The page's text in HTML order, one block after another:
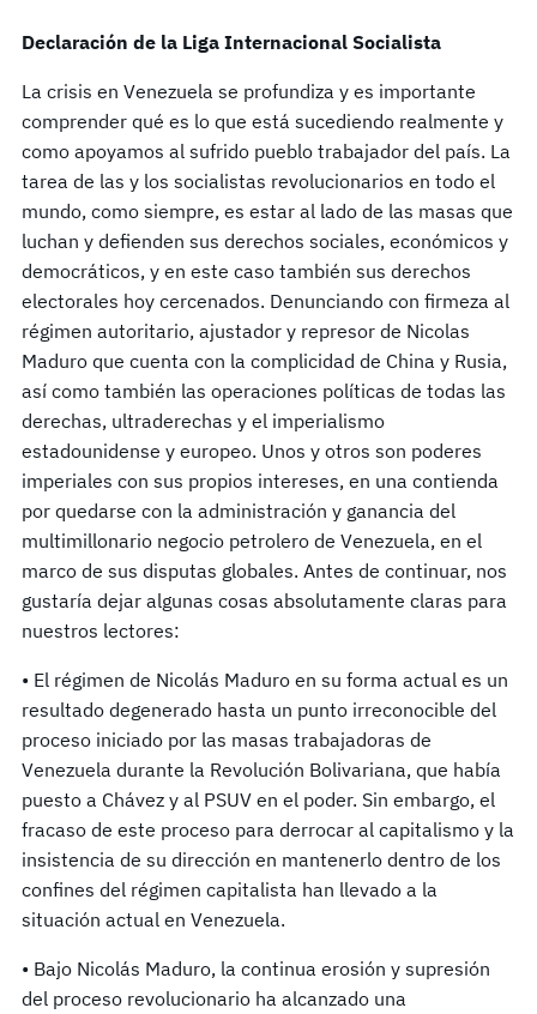
Declaración de la Liga Internacional Socialista
La crisis en Venezuela se profundiza y es importante
comprender qué es lo que está sucediendo realmente y
como apoyamos al sufrido pueblo trabajador del país. La
tarea de las y los socialistas revolucionarios en todo el
mundo, como siempre, es estar al lado de las masas que
luchan y defienden sus derechos sociales, económicos y
democráticos, y en este caso también sus derechos
electorales hoy cercenados. Denunciando con firmeza al
régimen autoritario, ajustador y represor de Nicolas
Maduro que cuenta con la complicidad de China y Rusia,
así como también las operaciones políticas de todas las
derechas, ultraderechas y el imperialismo
estadounidense y europeo. Unos y otros son poderes
imperiales con sus propios intereses, en una contienda
por quedarse con la administración y ganancia del
multimillonario negocio petrolero de Venezuela, en el
marco de sus disputas globales. Antes de continuar, nos
gustaría dejar algunas cosas absolutamente claras para
nuestros lectores:
• El régimen de Nicolás Maduro en su forma actual es un
resultado degenerado hasta un punto irreconocible del
proceso iniciado por las masas trabajadoras de
Venezuela durante la Revolución Bolivariana, que había
puesto a Chávez y al PSUV en el poder. Sin embargo, el
fracaso de este proceso para derrocar al capitalismo y la
insistencia de su dirección en mantenerlo dentro de los
confines del régimen capitalista han llevado a la
situación actual en Venezuela.
• Bajo Nicolás Maduro, la continua erosión y supresión
del proceso revolucionario ha alcanzado una